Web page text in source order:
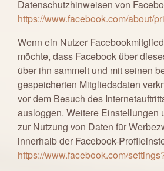
Datenschutzhinweisen von
https://www.facebook.com/about/
Wenn ein Nutzer
möchte, dass Facebook über
über ihn sammelt und mit seinen
gespeicherten Mitgliedsdaten
vor dem Besuch des
ausloggen. Weitere Einstellungen
zur Nutzung von Daten für
innerhalb der Facebook-
https://www.facebook.com/